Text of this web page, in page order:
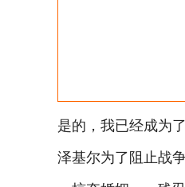
是的，我已经成为
泽基尔为了阻止战